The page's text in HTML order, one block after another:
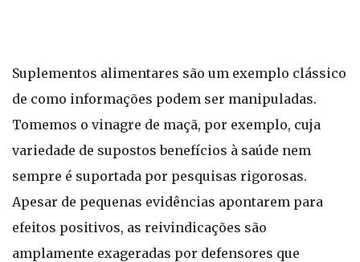
Suplementos alimentares são um exemplo clássico
de como informações podem ser manipuladas.
Tomemos o vinagre de maçã, por exemplo, cuja
variedade de supostos benefícios à saúde nem
sempre é suportada por pesquisas rigorosas.
Apesar de pequenas evidências apontarem para
efeitos positivos, as reivindicações são
amplamente exageradas por defensores que